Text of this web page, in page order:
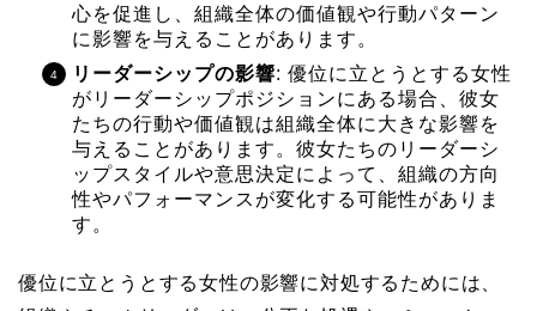
心を促進し、組織全体の価値観や行動パターン
に影響を与えることがあります。
リーダーシップの影響: 優位に立とうとする女性
がリーダーシップポジションにある場合、彼女
たちの行動や価値観は組織全体に大きな影響を
与えることがあります。彼女たちのリーダーシ
ップスタイルや意思決定によって、組織の方向
性やパフォーマンスが変化する可能性がありま
す。
優位に立とうとする女性の影響に対処するためには、